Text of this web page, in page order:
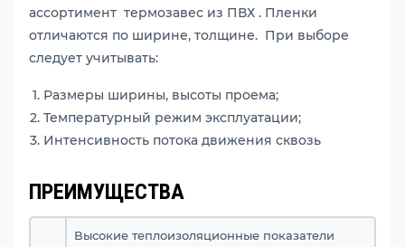
ассортимент термозавес из ПВХ . Пленки
отличаются по ширине, толщине. При выборе
следует учитывать:
Размеры ширины, высоты проема;
Температурный режим эксплуатации;
Интенсивность потока движения сквозь
ПРЕИМУЩЕСТВА
Высокие теплоизоляционные показатели